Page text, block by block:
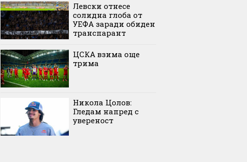
Левски отнесе
солидна глоба от
УЕФА заради обиден
транспарант
ЦСКА взима още
трима
Никола Цолов:
Гледам напред с
увереност